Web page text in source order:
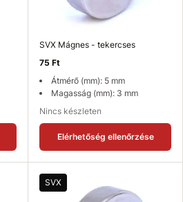
SVX Mágnes - tekercses
75 Ft
Átmérő (mm): 5 mm
Magasság (mm): 3 mm
Nincs készleten
Elérhetőség ellenőrzése
SVX